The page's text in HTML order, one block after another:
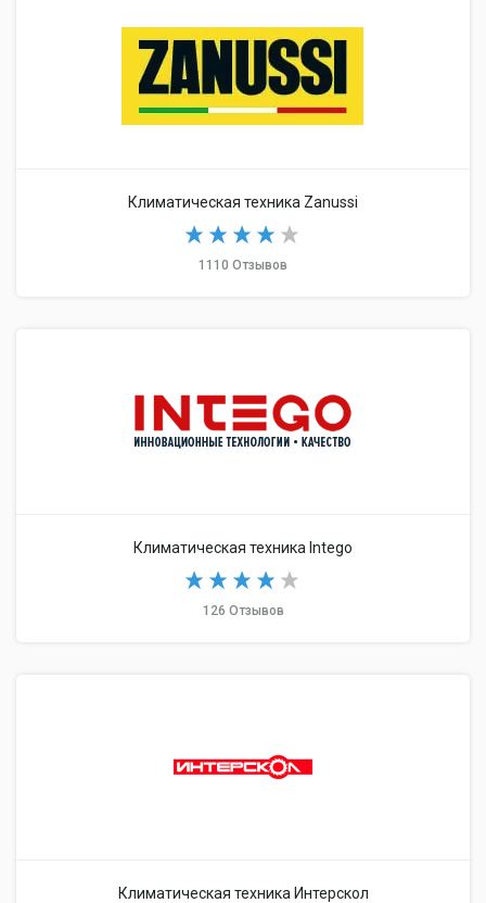
Климатическая техника Zanussi
1110 Отзывов
Климатическая техника Intego
126 Отзывов
Климатическая техника Интерскол